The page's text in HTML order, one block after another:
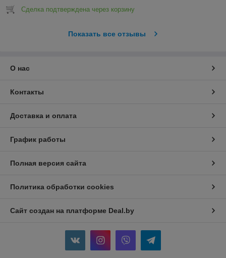
Сделка подтверждена через корзину
Показать все отзывы
О нас
Контакты
Доставка и оплата
График работы
Полная версия сайта
Политика обработки cookies
Сайт создан на платформе Deal.by